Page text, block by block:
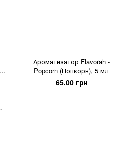
Ароматизатор Flavorah -
Popcorn (Попкорн), 5 мл
65.00 грн